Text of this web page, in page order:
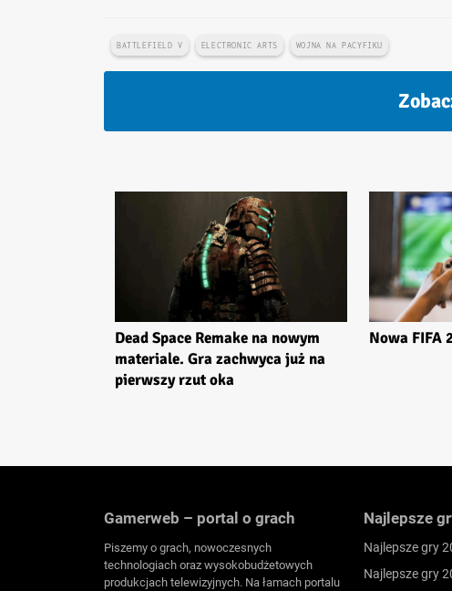
BATTLEFIELD V ELECTRONIC ARTS WOJNA NA PACYFIKU
Dead Space Remake na nowym
materiale. Gra zachwyca już na
pierwszy rzut oka
Nowa FIFA
Gamerweb – portal o grach
Piszemy o grach, nowoczesnych
technologiach oraz wysokobudżetowych
produkcjach telewizyjnych. Na łamach portalu
Najlepsze
Najlepsze gry
Najlepsze gry